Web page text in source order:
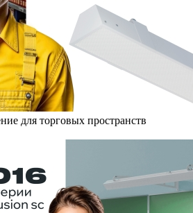
для торговых пространств